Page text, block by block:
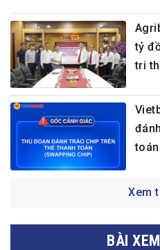
tỷ
tri
toán
Xem
BÀI